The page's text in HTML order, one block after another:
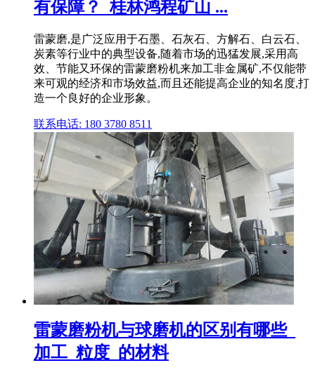
有保障？_桂林鸿程矿山 ...
雷蒙磨,是广泛应用于石墨、石灰石、方解石、白云石、
炭素等行业中的典型设备,随着市场的迅猛发展,采用高
效、节能又环保的雷蒙磨粉机来加工非金属矿,不仅能带
来可观的经济和市场效益,而且还能提高企业的知名度,打
造一个良好的企业形象。
联系电话: 180 3780 8511
雷蒙磨粉机与球磨机的区别有哪些_
加工_粒度_的材料